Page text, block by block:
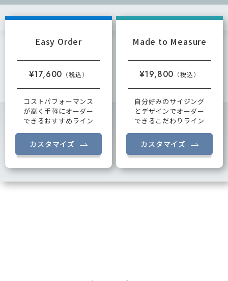
Easy Order
¥17,600
コストパフォーマンス
が高く手軽にオーダー
できるおすすめライン
カスタマイズ
Made to Measure
¥19,800
自分好みのサイジング
とデザインでオーダー
できるこだわりライン
カスタマイズ